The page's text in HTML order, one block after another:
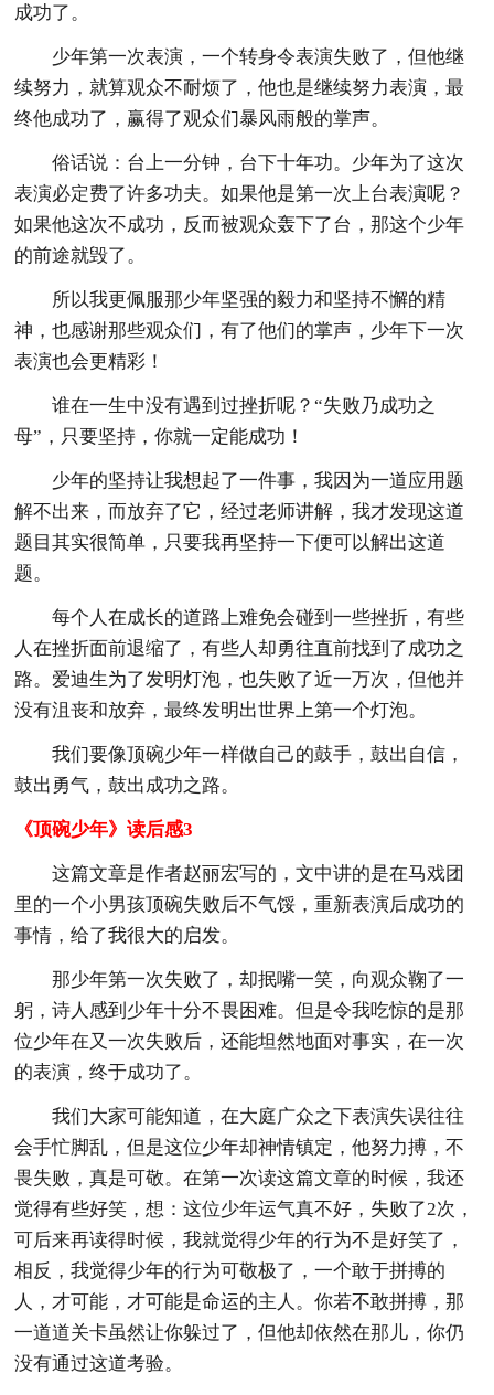
成功了。
少年第一次表演，一个转身令表演失败了，但他继
续努力，就算观众不耐烦了，他也是继续努力表演，最
终他成功了，赢得了观众们暴风雨般的掌声。
俗话说：台上一分钟，台下十年功。少年为了这次
表演必定费了许多功夫。如果他是第一次上台表演呢？
如果他这次不成功，反而被观众轰下了台，那这个少年
的前途就毁了。
所以我更佩服那少年坚强的毅力和坚持不懈的精
神，也感谢那些观众们，有了他们的掌声，少年下一次
表演也会更精彩！
谁在一生中没有遇到过挫折呢？“失败乃成功之
母”，只要坚持，你就一定能成功！
少年的坚持让我想起了一件事，我因为一道应用题
解不出来，而放弃了它，经过老师讲解，我才发现这道
题目其实很简单，只要我再坚持一下便可以解出这道
题。
每个人在成长的道路上难免会碰到一些挫折，有些
人在挫折面前退缩了，有些人却勇往直前找到了成功之
路。爱迪生为了发明灯泡，也失败了近一万次，但他并
没有沮丧和放弃，最终发明出世界上第一个灯泡。
我们要像顶碗少年一样做自己的鼓手，鼓出自信，
鼓出勇气，鼓出成功之路。
《顶碗少年》读后感3
这篇文章是作者赵丽宏写的，文中讲的是在马戏团
里的一个小男孩顶碗失败后不气馁，重新表演后成功的
事情，给了我很大的启发。
那少年第一次失败了，却抿嘴一笑，向观众鞠了一
躬，诗人感到少年十分不畏困难。但是令我吃惊的是那
位少年在又一次失败后，还能坦然地面对事实，在一次
的表演，终于成功了。
我们大家可能知道，在大庭广众之下表演失误往往
会手忙脚乱，但是这位少年却神情镇定，他努力搏，不
畏失败，真是可敬。在第一次读这篇文章的时候，我还
觉得有些好笑，想：这位少年运气真不好，失败了2次，
可后来再读得时候，我就觉得少年的行为不是好笑了，
相反，我觉得少年的行为可敬极了，一个敢于拼搏的
人，才可能，才可能是命运的主人。你若不敢拼搏，那
一道道关卡虽然让你躲过了，但他却依然在那儿，你仍
没有通过这道考验。